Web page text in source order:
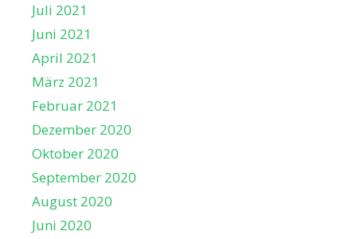
Juli 2021
Juni 2021
April 2021
März 2021
Februar 2021
Dezember 2020
Oktober 2020
September 2020
August 2020
Juni 2020